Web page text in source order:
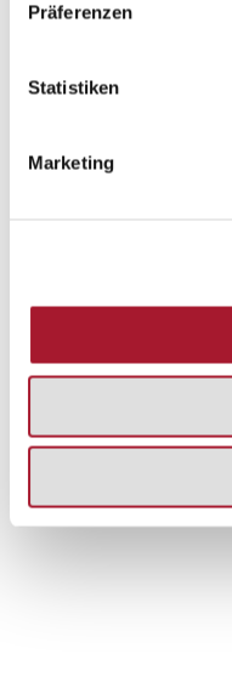
Präferenzen
Statistiken
Marketing